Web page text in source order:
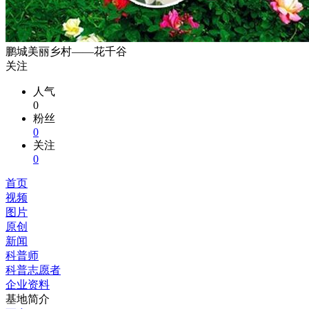
鹏城美丽乡村——花千谷
关注
人气
0
粉丝
0
关注
0
首页
视频
图片
原创
新闻
科普师
科普志愿者
企业资料
基地简介